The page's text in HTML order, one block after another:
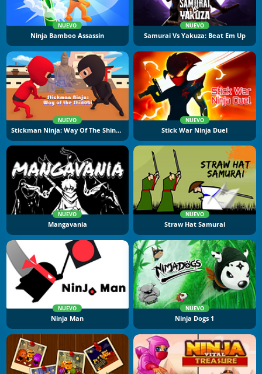
NUEVO
Ninja Bamboo Assassin
NUEVO
Samurai Vs Yakuza: Beat Em Up
NUEVO
Stickman Ninja: Way Of The Shinobi
NUEVO
Stick War Ninja Duel
NUEVO
Mangavania
NUEVO
Straw Hat Samurai
NUEVO
Ninja Man
NUEVO
Ninja Dogs 1